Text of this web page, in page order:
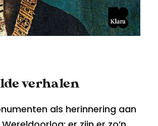
verhalen
als herinnering aan